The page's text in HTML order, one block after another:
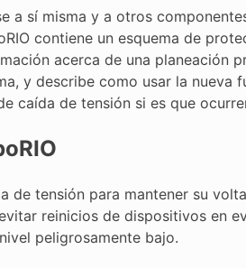
a sí misma y a otros
contiene un esquema de
acerca de una planeación
y describe como usar la nueva
caída de tensión si es que
de tensión para mantener su
reinicios de dispositivos en
peligrosamente bajo.